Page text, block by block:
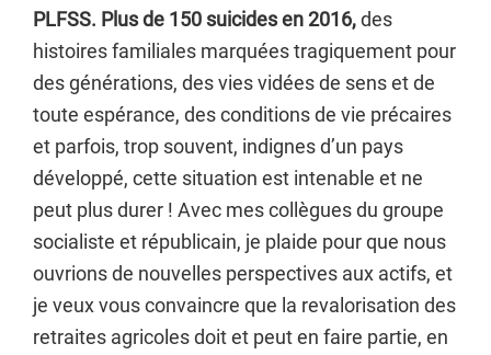
PLFSS. Plus de 150 suicides en 2016,des
histoires familiales marquées tragiquement pour
des générations, des vies vidées de sens et de
toute espérance, des conditions de vie précaires
et parfois, trop souvent, indignes d’un pays
développé, cette situation est intenable et ne
peut plus durer ! Avec mes collègues du groupe
socialiste et républicain, je plaide pour que nous
ouvrions de nouvelles perspectives aux actifs, et
je veux vous convaincre que la revalorisation des
retraites agricoles doit et peut en faire partie, en